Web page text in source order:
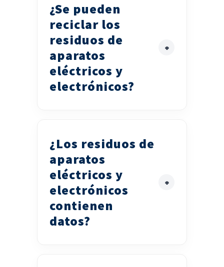
¿Se pueden
reciclar los
residuos de
aparatos
eléctricos y
electrónicos?
¿Los residuos de
aparatos
eléctricos y
electrónicos
contienen
datos?